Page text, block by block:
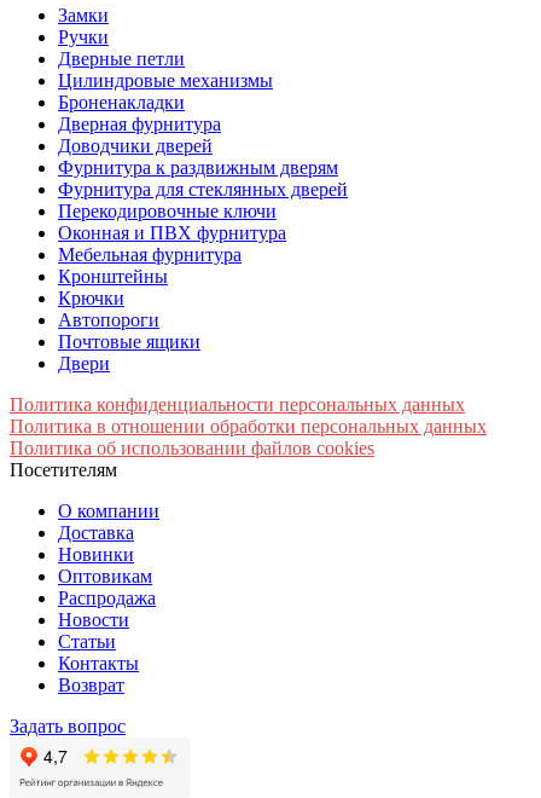
Замки
Ручки
Дверные петли
Цилиндровые механизмы
Броненакладки
Дверная фурнитура
Доводчики дверей
Фурнитура к раздвижным дверям
Фурнитура для стеклянных дверей
Перекодировочные ключи
Оконная и ПВХ фурнитура
Мебельная фурнитура
Кронштейны
Крючки
Автопороги
Почтовые ящики
Двери
Политика конфиденциальности персональных данных
Политика в отношении обработки персональных данных
Политика об использовании файлов cookies
Посетителям
О компании
Доставка
Новинки
Оптовикам
Распродажа
Новости
Статьи
Контакты
Возврат
Задать вопрос